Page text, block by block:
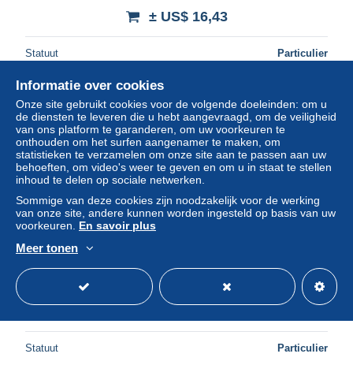
± US$ 16,43
Statuut Particulier
Nieuw
Italia ROMA Via Vittorio Veneto Serale Illuminata Traffico
Notturno #PBD691
Statuut Particulier
Informatie over cookies
Onze site gebruikt cookies voor de volgende doeleinden: om u
de diensten te leveren die u hebt aangevraagd, om de veiligheid
van ons platform te garanderen, om uw voorkeuren te
onthouden om het surfen aangenamer te maken, om
statistieken te verzamelen om onze site aan te passen aan uw
behoeften, om video's weer te geven en om u in staat te stellen
inhoud te delen op sociale netwerken.
Sommige van deze cookies zijn noodzakelijk voor de werking
van onze site, andere kunnen worden ingesteld op basis van uw
voorkeuren. En savoir plus
Meer tonen